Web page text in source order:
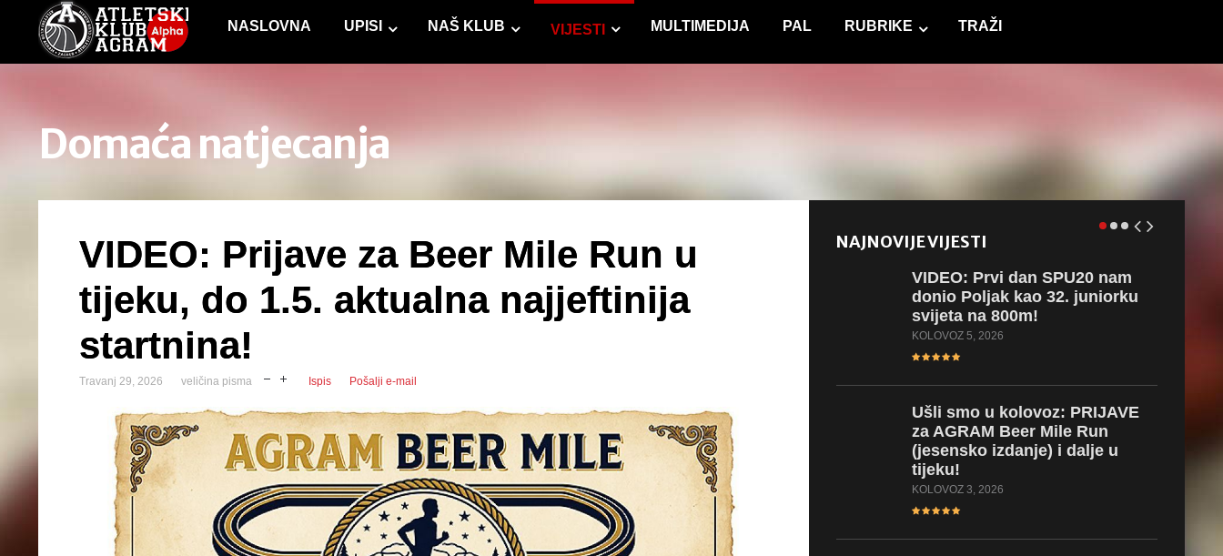
NASLOVNA UPISI NAŠ KLUB VIJESTI MULTIMEDIJA PAL RUBRIKE TRAŽI
Domaća natjecanja
VIDEO: Prijave za Beer Mile Run u
tijeku, do 1.5. aktualna najjeftinija
startnina!
Travanj 29, 2026 veličina pisma Ispis Pošalji e-mail
NAJNOVIJE VIJESTI
VIDEO: Prvi dan SPU20 nam
donio Poljak kao 32. juniorku
svijeta na 800m!
KOLOVOZ 5, 2026
Ušli smo u kolovoz: PRIJAVE
za AGRAM Beer Mile Run
(jesensko izdanje) i dalje u
tijeku!
KOLOVOZ 3, 2026